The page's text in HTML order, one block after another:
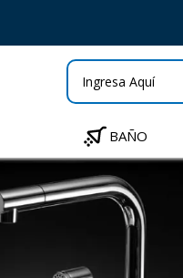
BAÑO